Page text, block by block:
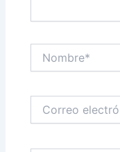
electrónico*